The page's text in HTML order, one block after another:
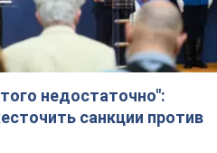
недостаточно":
санкции против